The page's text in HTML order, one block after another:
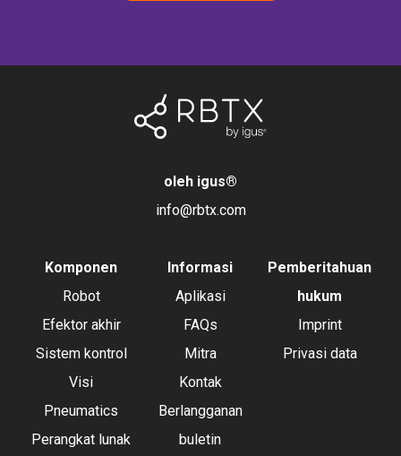
oleh igus®
info@rbtx.com
Komponen
Robot
Efektor akhir
Sistem kontrol
Visi
Pneumatics
Perangkat lunak
Informasi
Aplikasi
FAQs
Mitra
Kontak
Berlangganan
buletin
Pemberitahuan
hukum
Imprint
Privasi data